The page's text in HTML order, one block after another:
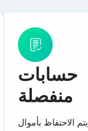
حسابات
منفصلة
يتم الاحتفاظ بأموال